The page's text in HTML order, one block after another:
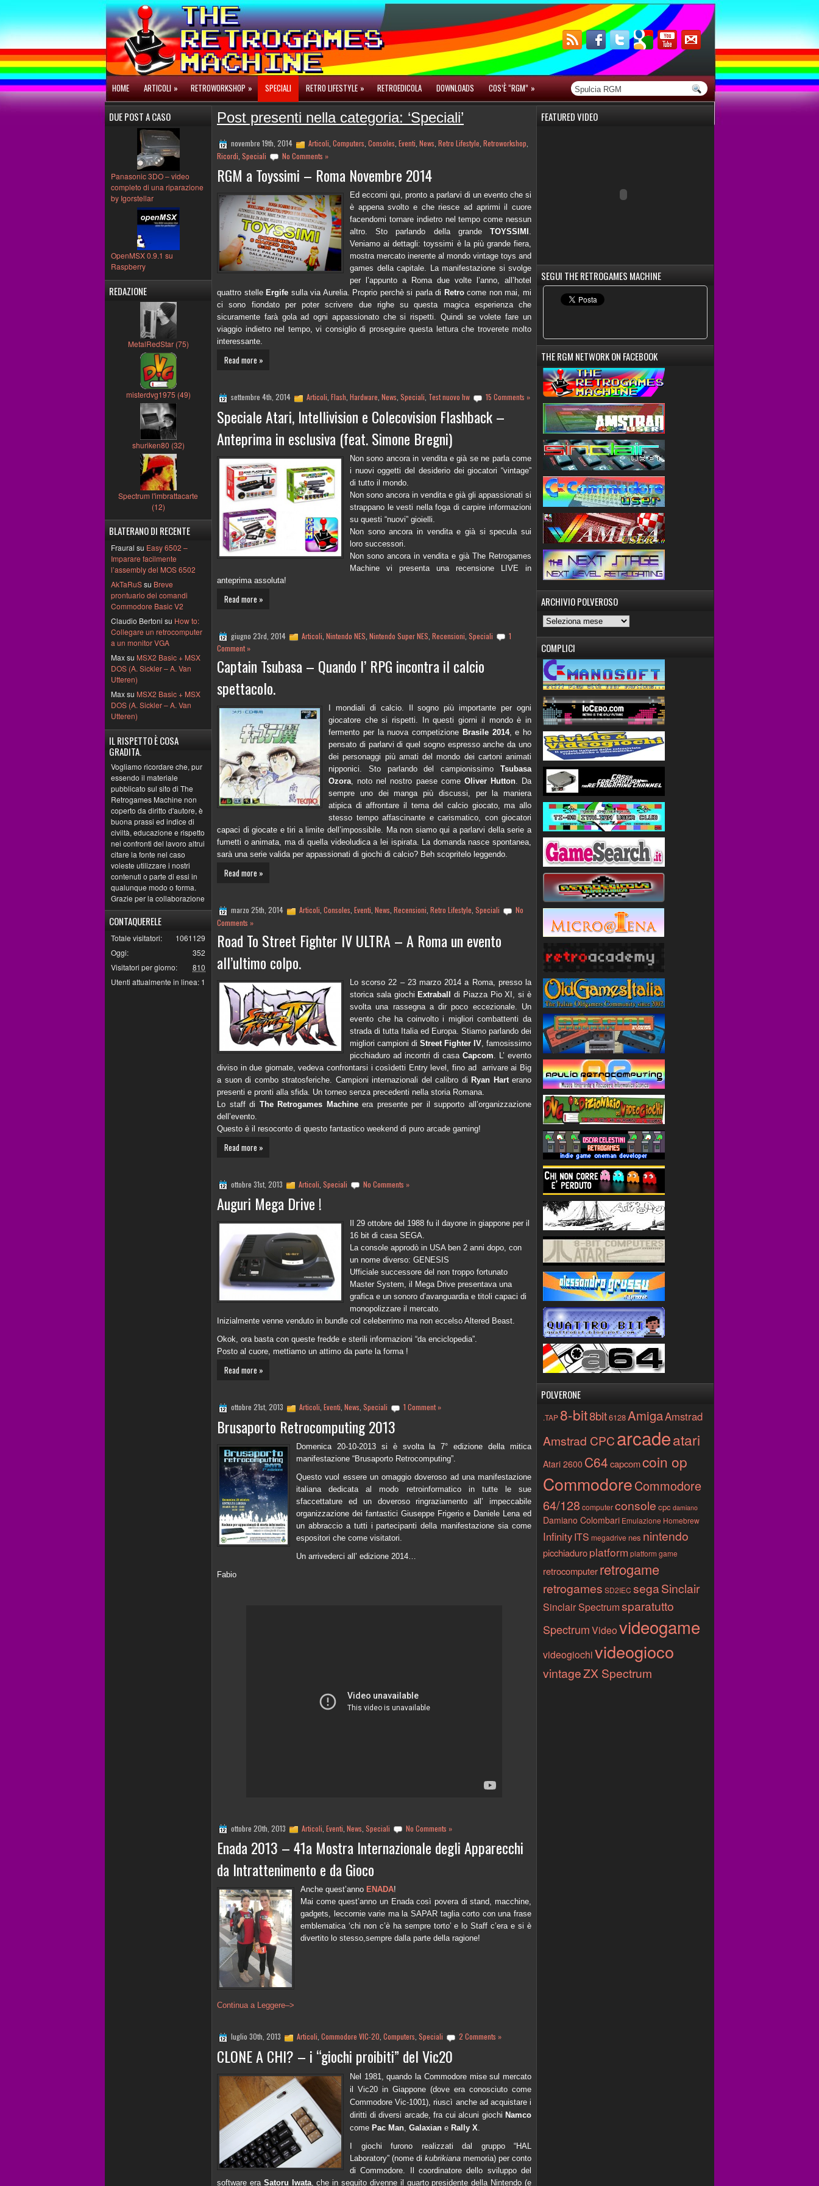
HOME ARTICOLI » RETROWORKSHOP » SPECIALI RETRO LIFESTYLE » RETROEDICOLA DOWNLOADS COS’È “RGM” »
DUE POST A CASO
Panasonic 3DO – video
completo di una riparazione
by Igorstellar
OpenMSX 0.9.1 su
Raspberry
REDAZIONE
MetalRedStar (75)
misterdvg1975 (49)
shuriken80 (32)
Spectrum l'imbrattacarte
(12)
BLATERANO DI RECENTE
Fraural su Easy 6502 –
Imparare facilmente
l’assembly del MOS 6502
AkTaRuSsu Breve
prontuario dei comandi
Commodore Basic V2
Claudio Bertoni su How to:
Collegare un retrocomputer
a un monitor VGA
Max su MSX2 Basic + MSX
DOS (A. Sickler – A. Van
Utteren)
Max su MSX2 Basic + MSX
DOS (A. Sickler – A. Van
Utteren)
IL RISPETTO È COSA
GRADITA.
Vogliamo ricordare che, pur
essendo il materiale
pubblicato sul sito di The
Retrogames Machine non
coperto da diritto d'autore, è
buona prassi ed indice di
civiltà, educazione e rispetto
nei confronti del lavoro altrui
citare la fonte nel caso
voleste utilizzare i nostri
contenuti o parte di essi in
qualunque modo o forma.
Grazie per la collaborazione
CONTAQUERELE
1061129
Totale visitatori:
352
Oggi:
810
Visitatori per giorno:
1
Utenti attualmente in linea:
Post presenti nella categoria: ‘Speciali’
novembre 19th, 2014 Articoli Computers Consoles Eventi News Retro Lifestyle Retroworkshop
Ricordi Speciali No Comments »
RGM a Toyssimi – Roma Novembre 2014
Ed eccomi qui, pronto a parlarvi di un evento che si
è appena svolto e che riesce ad aprirmi il cuore
facendomi tornare indietro nel tempo come nessun
altro. Sto parlando della grande TOYSSIMI .
Veniamo ai dettagli: toyssimi è la più grande fiera,
mostra mercato inerente al mondo vintage toys and
games della capitale. La manifestazione si svolge
per l’appunto a Roma due volte l’anno, all’hotel
quattro stelle Ergife sulla via Aurelia. Proprio perchè si parla di Retrocome non mai, mi
ci sono fiondato per poter scrivere due righe su questa magica esperienza che
sicuramente farà gola ad ogni appassionato che si rispetti. Quindi se volete fare un
viaggio indietro nel tempo, vi consiglio di proseguire questa lettura che troverete molto
interessante.
Read more »
settembre 4th, 2014 Articoli Flash Hardware News Speciali Test nuovo hw 15 Comments »
Speciale Atari, Intellivision e Colecovision Flashback –
Anteprima in esclusiva (feat. Simone Bregni)
Non sono ancora in vendita e già se ne parla come
i nuovi oggetti del desiderio dei giocatori “vintage”
di tutto il mondo.
Non sono ancora in vendita e già gli appassionati si
strappano le vesti nella foga di carpire informazioni
su questi “nuovi” gioielli.
Non sono ancora in vendita e già si specula sui
loro successori.
Non sono ancora in vendita e già The Retrogames
Machine vi presenta una recensione LIVE in
anteprima assoluta!
Read more »
giugno 23rd, 2014 Articoli Nintendo NES Nintendo Super NES Recensioni Speciali
1
Comment »
Captain Tsubasa – Quando l’ RPG incontra il calcio
spettacolo.
I mondiali di calcio. Il sogno più importante per ogni
giocatore che si rispetti. In questi giorni il mondo è in
fermento per la nuova competizione Brasile 2014, e ho
pensato di parlarvi di quel sogno espresso anche da uno
dei personaggi più amati del mondo dei cartoni animati
nipponici. Sto parlando del campionissimo Tsubasa
Ozora, noto nel nostro paese come Oliver Hutton. Da
sempre uno dei manga più discussi, per la maniera
atipica di affrontare il tema del calcio giocato, ma allo
stesso tempo affascinante e carismatico, con giocatori
capaci di giocate e tiri a limite dell’impossibile. Ma non siamo qui a parlarvi della serie a
fumetti o animata, ma di quella videoludica a lei ispirata. La domanda nasce spontanea,
sarà una serie valida per appassionati di giochi di calcio? Beh scopritelo leggendo.
Read more »
marzo 25th, 2014 Articoli Consoles Eventi News Recensioni Retro Lifestyle Speciali
No
Comments »
Road To Street Fighter IV ULTRA – A Roma un evento
all’ultimo colpo.
Lo scorso 22 – 23 marzo 2014 a Roma, presso la
storica sala giochiExtraball di Piazza Pio XI, si è
svolta una rassegna a dir poco eccezionale. Un
evento che ha coinvolto i migliori combattenti da
strada di tutta Italia ed Europa. Stiamo parlando dei
migliori campioni di Street Fighter IV , famosissimo
picchiaduro ad incontri di casa Capcom . L’ evento
diviso in due giornate, vedeva confrontarsi i cosìdetti Entry level, fino ad arrivare ai Big
a suon di combo stratosferiche. Campioni internazionali del calibro di Ryan Harterano
presenti e pronti alla sfida. Un torneo senza precedenti nella storia Romana.
Lo staff di The Retrogames Machineera presente per il supporto all’organizzazione
dell’evento.
Questo è il resoconto di questo fantastico weekend di puro arcade gaming!
Read more »
ottobre 31st, 2013 Articoli Speciali No Comments »
Auguri Mega Drive !
Il 29 ottobre del 1988 fu il dayone in giappone per il
16 bit di casa SEGA.
La console approdò in USA ben 2 anni dopo, con
un nome diverso: GENESIS
Ufficiale successore del non troppo fortunato
Master System, il Mega Drive presentava una
grafica e un sonoro d’avanguardia e titoli capaci di
monopolizzare il mercato.
Inizialmente venne venduto in bundle col celeberrimo ma non eccelso Altered Beast.
Okok, ora basta con queste fredde e sterili informazioni “da enciclopedia”.
Posto al cuore, mettiamo un attimo da parte la forma !
Read more »
ottobre 21st, 2013 Articoli Eventi News Speciali 1 Comment »
Brusaporto Retrocomputing 2013
Domenica 20-10-2013 si è svolta la 7° edizione della mitica
manifestazione “Brusaporto Retrocomputing”.
Questo vuol essere un omaggio doveroso ad una manifestazione
italiana dedicata al modo retroinformatico in tutte le sue
sfaccettature ed un doveroso ringraziamento all’ impeccabile
organizzazione dei fantastici Giuseppe Frigerio e Daniele Lena ed
un abbraccio a tutti i partecipanti della manifestazione sia come
espositori che come visitatori.
Un arrivederci all’ edizione 2014…
Fabio
ottobre 20th, 2013 Articoli Eventi News Speciali No Comments »
Enada 2013 – 41a Mostra Internazionale degli Apparecchi
da Intrattenimento e da Gioco
Anche quest’anno ENADA!
Mai come quest’anno un Enada così povera di stand, macchine,
gadgets, leccornie varie ma la SAPAR taglia corto con una frase
emblematica ‘chi non c’è ha sempre torto’ e lo Staff c’era e si è
divertito lo stesso,sempre dalla parte della ragione!
Continua a Leggere–>
luglio 30th, 2013 Articoli Commodore VIC-20 Computers Speciali 2 Comments »
CLONE A CHI? – i “giochi proibiti” del Vic20
Nel 1981, quando la Commodore mise sul mercato
il Vic20 in Giappone (dove era conosciuto come
Commodore Vic-1001), riuscì anche ad acquistare i
diritti di diversi arcade, fra cui alcuni giochi Namco
come Pac Man Galaxian e Rally X
I giochi furono realizzati dal gruppo “HAL
Laboratory” (nome di kubrikiana memoria) per conto
di Commodore. Il coordinatore dello sviluppo del
software era Satoru Iwata, che in seguito divenne il quarto presidente della Nintendo (e
FEATURED VIDEO
SEGUI THE RETROGAMES MACHINE
THE RGM NETWORK ON FACEBOOK
ARCHIVIO POLVEROSO
COMPLICI
POLVERONE
.TAP 8-bit8bit6128AmigaAmstrad
Amstrad CPCarcadeatari
Atari 2600 C64capcomcoin op
CommodoreCommodore
64/128computerconsole cpc damiano
Damiano Colombari Emulazione Homebrew
InfinityITS megadrive nes nintendo
picchiaduroplatform platform game
retrocomputerretrogame
retrogames SD2IEC segaSinclair
Sinclair Spectrumsparatutto
SpectrumVideovideogame
videogiochivideogioco
vintageZX Spectrum